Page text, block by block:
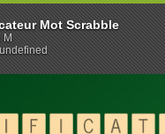
Mot Scrabble
M